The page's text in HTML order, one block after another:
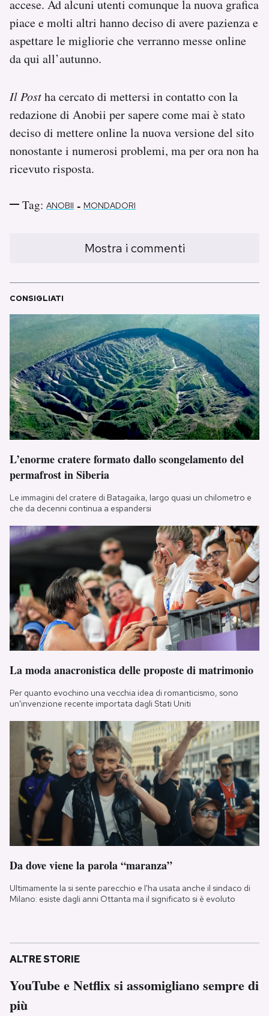
accese. Ad alcuni utenti comunque la nuova grafica
piace e molti altri hanno deciso di avere pazienza e
aspettare le migliorie che verranno messe online
da qui all’autunno.
Il Postha cercato di mettersi in contatto con la
redazione di Anobii per sapere come mai è stato
deciso di mettere online la nuova versione del sito
nonostante i numerosi problemi, ma per ora non ha
ricevuto risposta.
Tag: ANOBII - MONDADORI
Mostra i commenti
CONSIGLIATI
L’enorme cratere formato dallo scongelamento del
permafrost in Siberia
Le immagini del cratere di Batagaika, largo quasi un chilometro e
che da decenni continua a espandersi
La moda anacronistica delle proposte di matrimonio
Per quanto evochino una vecchia idea di romanticismo, sono
un'invenzione recente importata dagli Stati Uniti
Da dove viene la parola “maranza”
Ultimamente la si sente parecchio e l'ha usata anche il sindaco di
Milano: esiste dagli anni Ottanta ma il significato si è evoluto
ALTRE STORIE
YouTube e Netflix si assomigliano sempre di
più